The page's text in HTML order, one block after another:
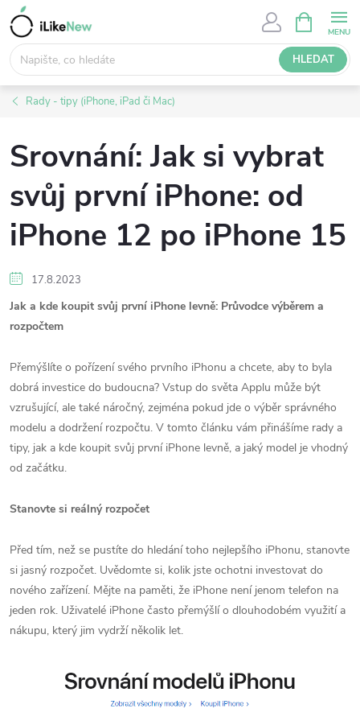
Přejít
na
obsah
HLEDAT
NÁKUPNÍ
KOŠÍK
Rady - tipy (iPhone, iPad či Mac)
Srovnání: Jak si vybrat
svůj první iPhone: od
iPhone 12 po iPhone 15
17.8.2023
Jak a kde koupit svůj první iPhone levně: Průvodce výběrem a
rozpočtem
Přemýšlíte o pořízení svého prvního iPhonu a chcete, aby to byla
dobrá investice do budoucna? Vstup do světa Applu může být
vzrušující, ale také náročný, zejména pokud jde o výběr správného
modelu a dodržení rozpočtu. V tomto článku vám přinášíme rady a
tipy, jak a kde koupit svůj první iPhone levně, a jaký model je vhodný
od začátku.
Stanovte si reálný rozpočet
Před tím, než se pustíte do hledání toho nejlepšího iPhonu, stanovte
si jasný rozpočet. Uvědomte si, kolik jste ochotni investovat do
nového zařízení. Mějte na paměti, že iPhone není jenom telefon na
jeden rok. Uživatelé iPhone často přemýšlí o dlouhodobém využití a
nákupu, který jim vydrží několik let.